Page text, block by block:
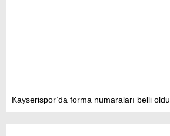
Kayserispor’da forma numaraları belli oldu